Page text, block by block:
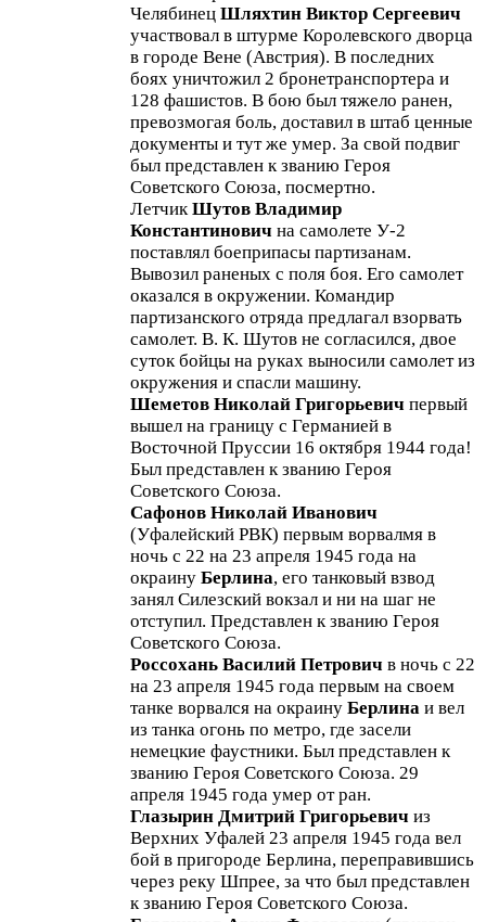
Челябинец Шляхтин Виктор Сергеевич
участвовал в штурме Королевского дворца
в городе Вене (Австрия). В последних
боях уничтожил 2 бронетранспортера и
128 фашистов. В бою был тяжело ранен,
превозмогая боль, доставил в штаб ценные
документы и тут же умер. За свой подвиг
был представлен к званию Героя
Советского Союза, посмертно.
ЛетчикШутов Владимир
Константинович на самолете У-2
поставлял боеприпасы партизанам.
Вывозил раненых с поля боя. Его самолет
оказался в окружении. Командир
партизанского отряда предлагал взорвать
самолет. В. К. Шутов не согласился, двое
суток бойцы на руках выносили самолет из
окружения и спасли машину.
Шеметов Николай Григорьевич первый
вышел на границу с Германией в
Восточной Пруссии 16 октября 1944 года!
Был представлен к званию Героя
Советского Союза.
Сафонов Николай Иванович
(Уфалейский РВК) первым ворвалмя в
ночь с 22 на 23 апреля 1945 года на
окраину Берлина, его танковый взвод
занял Силезский вокзал и ни на шаг не
отступил. Представлен к званию Героя
Советского Союза.
Россохань Василий Петрович в ночь с 22
на 23 апреля 1945 года первым на своем
танке ворвался на окраину Берлина и вел
из танка огонь по метро, где засели
немецкие фаустники. Был представлен к
званию Героя Советского Союза. 29
апреля 1945 года умер от ран.
Глазырин Дмитрий Григорьевич из
Верхних Уфалей 23 апреля 1945 года вел
бой в пригороде Берлина, переправившись
через реку Шпрее, за что был представлен
к званию Героя Советского Союза.